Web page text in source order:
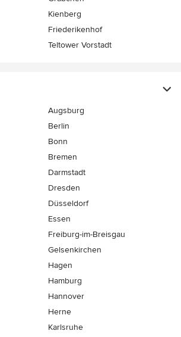
Kienberg
Friederikenhof
Teltower Vorstadt
Augsburg
Berlin
Bonn
Bremen
Darmstadt
Dresden
Düsseldorf
Essen
Freiburg-im-Breisgau
Gelsenkirchen
Hagen
Hamburg
Hannover
Herne
Karlsruhe